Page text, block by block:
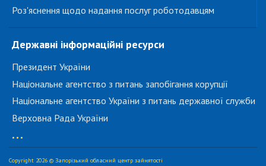
Роз'яснення щодо надання послуг роботодавцям
Державні інформаційні ресурси
Президент України
Національне агентство з питань запобігання корупції
Національне агентство України з питань державної служби
Верховна Рада України
...
Copyright 2026 © Запорізький обласний центр зайнятості